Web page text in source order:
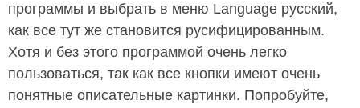
программы и выбрать в меню Language русский,
как все тут же становится русифицированным.
Хотя и без этого программой очень легко
пользоваться, так как все кнопки имеют очень
понятные описательные картинки. Попробуйте,